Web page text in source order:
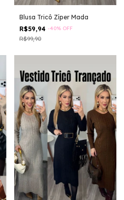
Blusa Tricô Zíper Mada
R$59,94 -40% OFF
R$99,90